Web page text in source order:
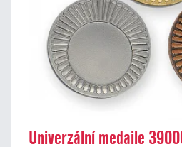
Univerzální medaile